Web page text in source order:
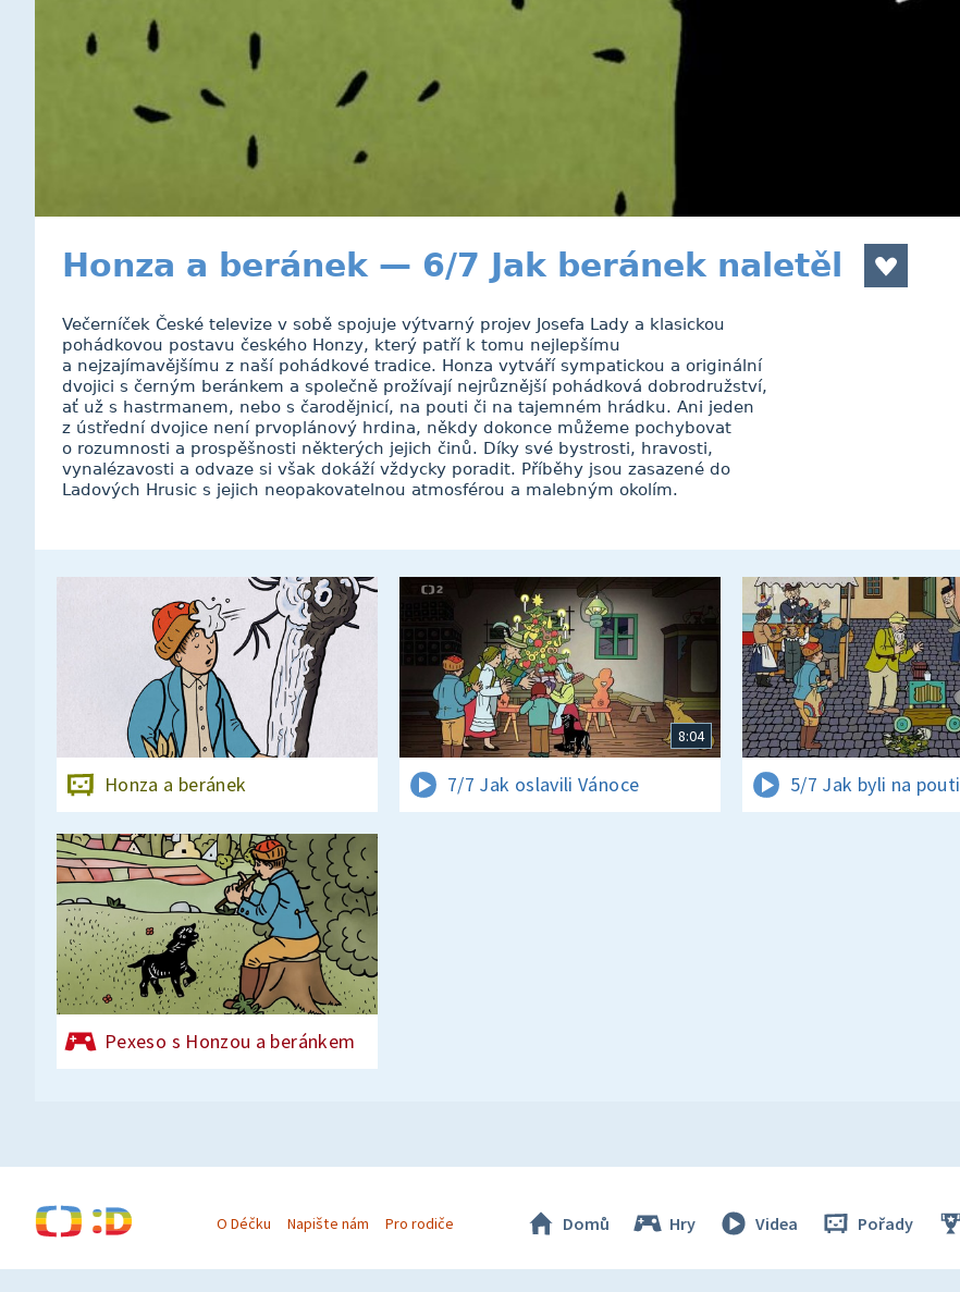
Honza a beránek — 6/7 Jak beránek naletěl
Večerníček České televize v sobě spojuje výtvarný projev Josefa Lady a klasickou
pohádkovou postavu českého Honzy, který patří k tomu nejlepšímu
a nejzajímavějšímu z naší pohádkové tradice. Honza vytváří sympatickou a originální
dvojici s černým beránkem a společně prožívají nejrůznější pohádková dobrodružství,
ať už s hastrmanem, nebo s čarodějnicí, na pouti či na tajemném hrádku. Ani jeden
z ústřední dvojice není prvoplánový hrdina, někdy dokonce můžeme pochybovat
o rozumnosti a prospěšnosti některých jejich činů. Díky své bystrosti, hravosti,
vynalézavosti a odvaze si však dokáží vždycky poradit. Příběhy jsou zasazené do
Ladových Hrusic s jejich neopakovatelnou atmosférou a malebným okolím.
Honza a beránek
8:04
7/7 Jak oslavili Vánoce 5/7 Jak byli na pouti
Pexeso s Honzou a beránkem
O Déčku Napište nám Pro rodiče Domů Hry Videa Pořady